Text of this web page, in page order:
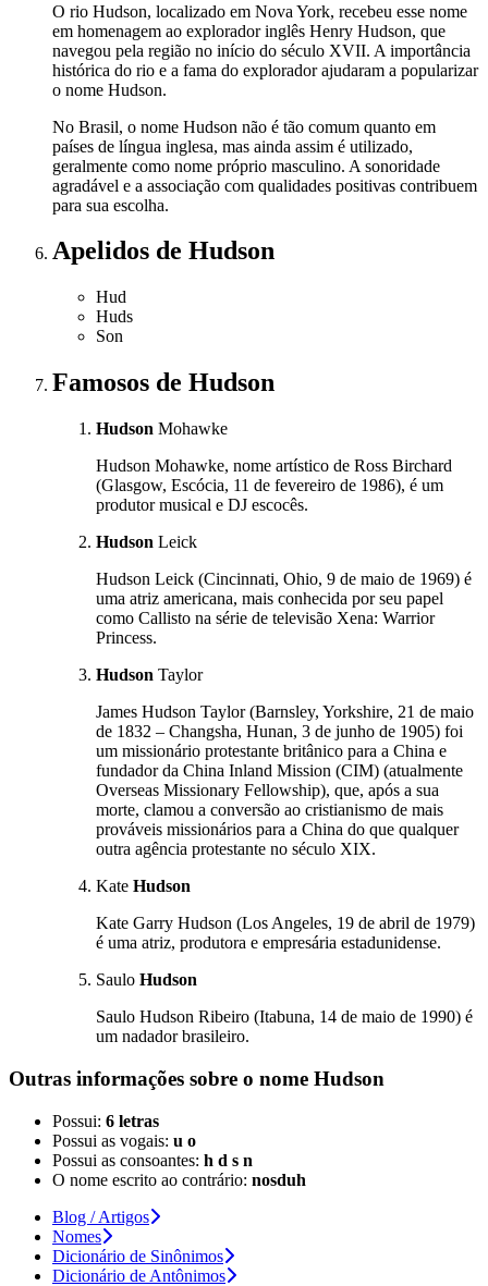
O rio Hudson, localizado em Nova York, recebeu esse nome
em homenagem ao explorador inglês Henry Hudson, que
navegou pela região no início do século XVII. A importância
histórica do rio e a fama do explorador ajudaram a popularizar
o nome Hudson.
No Brasil, o nome Hudson não é tão comum quanto em
países de língua inglesa, mas ainda assim é utilizado,
geralmente como nome próprio masculino. A sonoridade
agradável e a associação com qualidades positivas contribuem
para sua escolha.
Apelidos de Hudson
Hud
Huds
Son
Famosos de Hudson
Hudson Mohawke
Hudson Mohawke, nome artístico de Ross Birchard
(Glasgow, Escócia, 11 de fevereiro de 1986), é um
produtor musical e DJ escocês.
Hudson Leick
Hudson Leick (Cincinnati, Ohio, 9 de maio de 1969) é
uma atriz americana, mais conhecida por seu papel
como Callisto na série de televisão Xena: Warrior
Princess.
Hudson Taylor
James Hudson Taylor (Barnsley, Yorkshire, 21 de maio
de 1832 – Changsha, Hunan, 3 de junho de 1905) foi
um missionário protestante britânico para a China e
fundador da China Inland Mission (CIM) (atualmente
Overseas Missionary Fellowship), que, após a sua
morte, clamou a conversão ao cristianismo de mais
prováveis missionários para a China do que qualquer
outra agência protestante no século XIX.
Kate Hudson
Kate Garry Hudson (Los Angeles, 19 de abril de 1979)
é uma atriz, produtora e empresária estadunidense.
Saulo Hudson
Saulo Hudson Ribeiro (Itabuna, 14 de maio de 1990) é
um nadador brasileiro.
Outras informações sobre o nome Hudson
Possui: 6 letras
Possui as vogais: u o
Possui as consoantes: h d s n
O nome escrito ao contrário: nosduh
Blog / Artigos
Nomes
Dicionário de Sinônimos
Dicionário de Antônimos